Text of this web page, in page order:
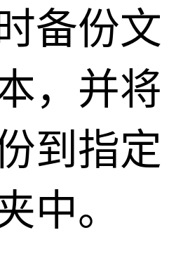
备份文
，并将
到指定
中。